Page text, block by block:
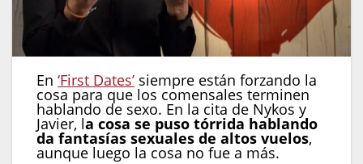
En ‘First Dates’ siempre están forzando la
cosa para que los comensales terminen
hablando de sexo. En la cita de Nykos y
Javier, la cosa se puso tórrida hablando
da fantasías sexuales de altos vuelos,
aunque luego la cosa no fue a más.